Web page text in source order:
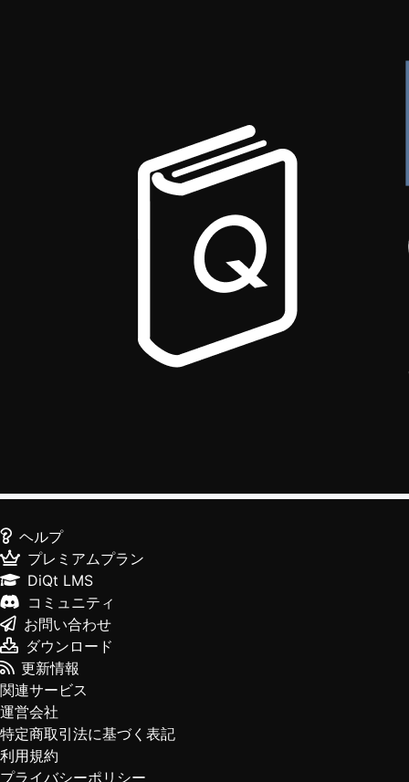
ヘルプ
プレミアムプラン
DiQt LMS
コミュニティ
お問い合わせ
ダウンロード
更新情報
関連サービス
運営会社
特定商取引法に基づく表記
利用規約
プライバシーポリシー